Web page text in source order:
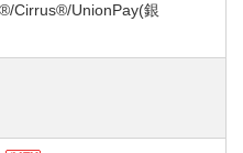
Cirrus®/UnionPay(銀